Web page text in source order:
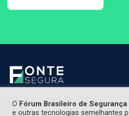
O Fórum Brasileiro de
e outras tecnologias semelhantes